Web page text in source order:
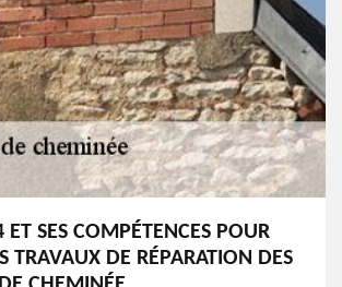
ET SES COMPÉTENCES POUR
TRAVAUX DE RÉPARATION DES